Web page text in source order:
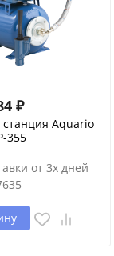
₽
станция Aquario
355
от 3х дней